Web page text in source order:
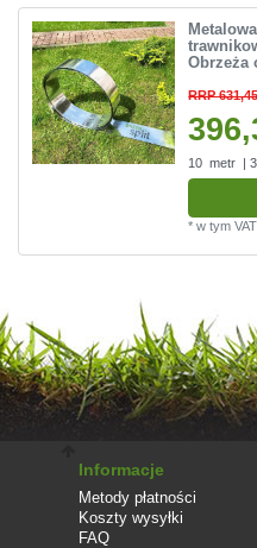
Obrzeża
RRP
10 metr |
*w tym VAT
Informacje
Metody płatności
Koszty wysyłki
FAQ